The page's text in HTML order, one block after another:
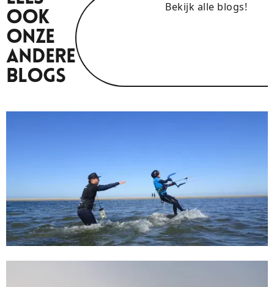
Ook
Onze
Andere
Blogs
Bekijk alle blogs!
31/7/24